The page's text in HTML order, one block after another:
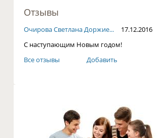
Отзывы
Очирова Светлана Доржие...
17.12.2016
С наступающим Новым годом!
Все отзывы
Добавить